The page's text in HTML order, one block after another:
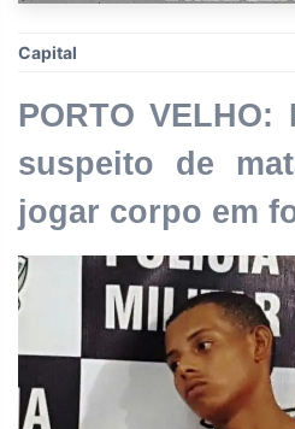
Capital
PORTO
suspeito de
jogar corpo em